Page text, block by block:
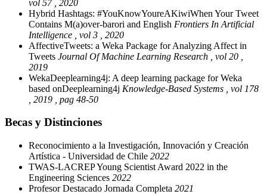
vol 57 , 2020
Hybrid Hashtags: #YouKnowYoureAKiwiWhen Your Tweet
Contains M(a)over-barori and English Frontiers In Artificial
Intelligence , vol 3 , 2020
AffectiveTweets: a Weka Package for Analyzing Affect in
Tweets Journal Of Machine Learning Research , vol 20 ,
2019
WekaDeeplearning4j: A deep learning package for Weka
based onDeeplearning4j Knowledge-Based Systems , vol 178
, 2019 , pag 48-50
Becas y Distinciones
Reconocimiento a la Investigación, Innovación y Creación
Artística - Universidad de Chile 2022
TWAS-LACREP Young Scientist Award 2022 in the
Engineering Sciences 2022
Profesor Destacado Jornada Completa 2021